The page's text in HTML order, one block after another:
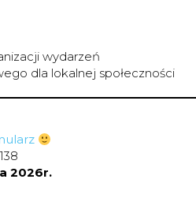
wydarzeń
dla lokalnej społeczności
2026r.